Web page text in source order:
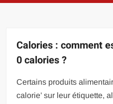
Calories : comment
0 calories ?
Certains produits
calorie’ sur leur étiquette,